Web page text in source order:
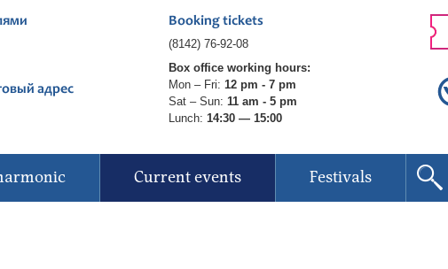
адрес
Booking tickets
(8142) 76-92-08
Box office working hours:
Mon – Fri: 12 pm - 7 pm
Sat – Sun: 11 am - 5 pm
Lunch: 14:30 — 15:00
Current events Festivals